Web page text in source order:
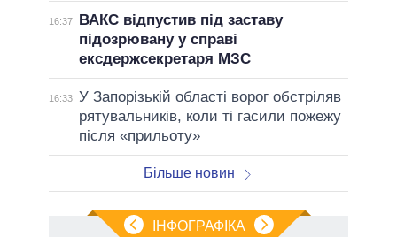
16:37
ВАКС відпустив під заставу
підозрювану у справі
ексдержсекретаря МЗС
16:33 У Запорізькій області ворог обстріляв
рятувальників, коли ті гасили пожежу
після «прильоту»
Більше новин
ІНФОГРАФІКА